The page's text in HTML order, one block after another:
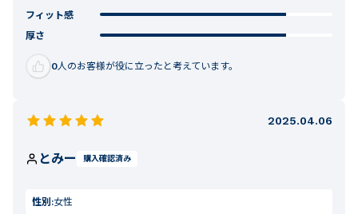
フィット感
厚さ
0人のお客様が役に立ったと考えています。
2025.04.06
とみー 購入確認済み
性別:女性